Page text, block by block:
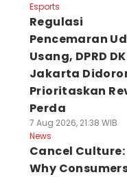
Esports
Regulasi
Pencemaran
Usang, DPRD
Jakarta
Prioritaskan
Perda
7 Aug 2026, 21:38 WIB
News
Cancel Culture:
Why